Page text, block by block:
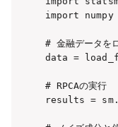
import numpy
# 金融データを
data =
# RPCAの実行
results =